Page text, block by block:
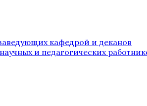
кафедрой и деканов
и педагогических